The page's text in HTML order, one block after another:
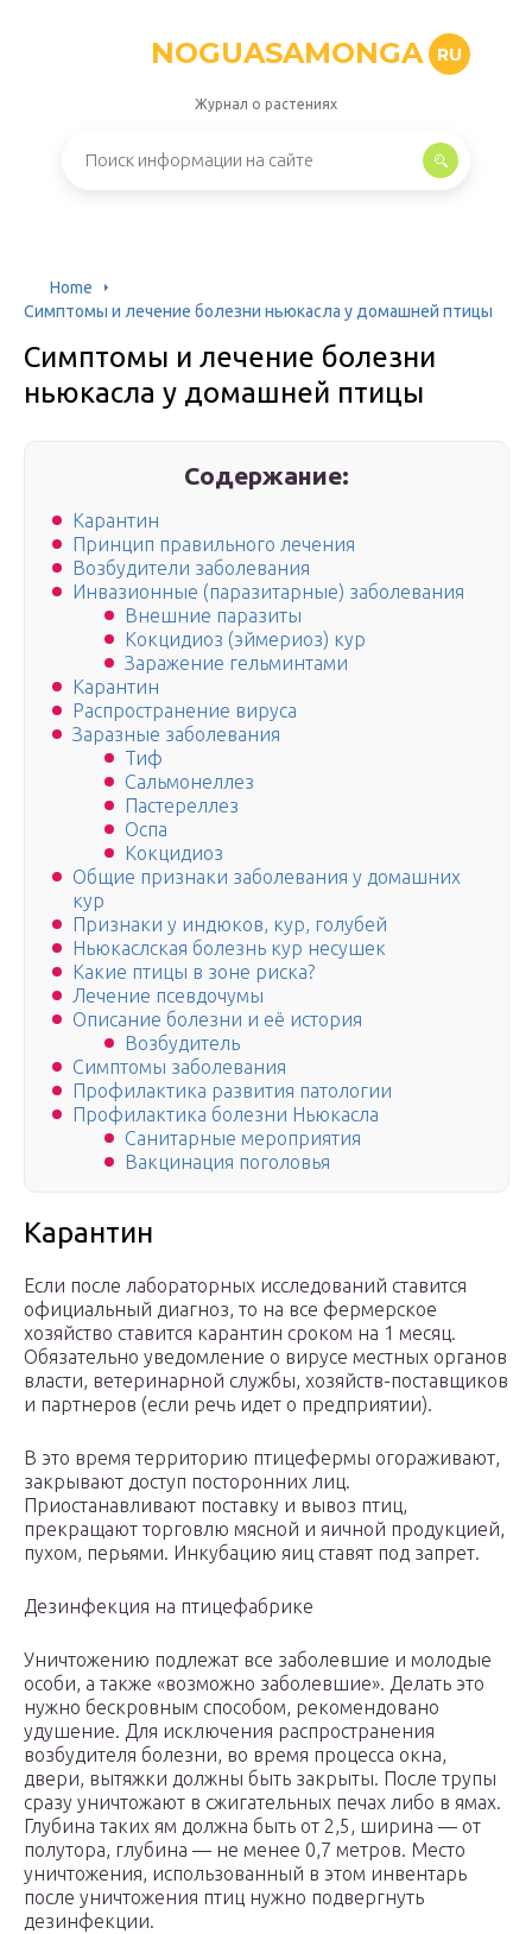
NOGUASAMONGA RU
Журнал о растениях
Home
Симптомы и лечение болезни ньюкасла у домашней птицы
Симптомы и лечение болезни
ньюкасла у домашней птицы
Содержание:
Карантин
Принцип правильного лечения
Возбудители заболевания
Инвазионные (паразитарные) заболевания
Внешние паразиты
Кокцидиоз (эймериоз) кур
Заражение гельминтами
Карантин
Распространение вируса
Заразные заболевания
Тиф
Сальмонеллез
Пастереллез
Оспа
Кокцидиоз
Общие признаки заболевания у домашних
кур
Признаки у индюков, кур, голубей
Ньюкаслская болезнь кур несушек
Какие птицы в зоне риска?
Лечение псевдочумы
Описание болезни и её история
Возбудитель
Симптомы заболевания
Профилактика развития патологии
Профилактика болезни Ньюкасла
Санитарные мероприятия
Вакцинация поголовья
Карантин
Если после лабораторных исследований ставится
официальный диагноз, то на все фермерское
хозяйство ставится карантин сроком на 1 месяц.
Обязательно уведомление о вирусе местных органов
власти, ветеринарной службы, хозяйств-поставщиков
и партнеров (если речь идет о предприятии).
В это время территорию птицефермы огораживают,
закрывают доступ посторонних лиц.
Приостанавливают поставку и вывоз птиц,
прекращают торговлю мясной и яичной продукцией,
пухом, перьями. Инкубацию яиц ставят под запрет.
Дезинфекция на птицефабрике
Уничтожению подлежат все заболевшие и молодые
особи, а также «возможно заболевшие». Делать это
нужно бескровным способом, рекомендовано
удушение. Для исключения распространения
возбудителя болезни, во время процесса окна,
двери, вытяжки должны быть закрыты. После трупы
сразу уничтожают в сжигательных печах либо в ямах.
Глубина таких ям должна быть от 2,5, ширина — от
полутора, глубина — не менее 0,7 метров. Место
уничтожения, использованный в этом инвентарь
после уничтожения птиц нужно подвергнуть
дезинфекции.